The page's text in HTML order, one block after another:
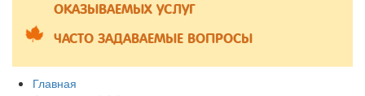
ОКАЗЫВАЕМЫХ УСЛУГ
ЧАСТО ЗАДАВАЕМЫЕ ВОПРОСЫ
Главная